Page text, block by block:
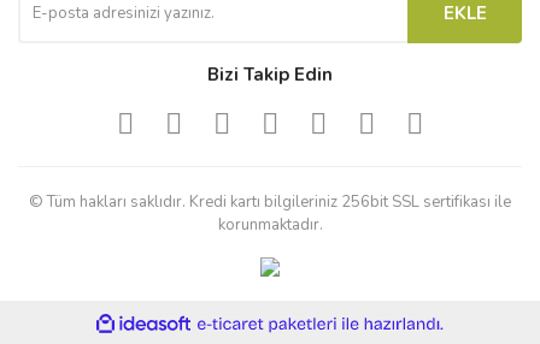
EKLE
Bizi Takip Edin
© Tüm hakları saklıdır. Kredi kartı bilgileriniz 256bit SSL sertifikası ile
korunmaktadır.
ideasoft
e-